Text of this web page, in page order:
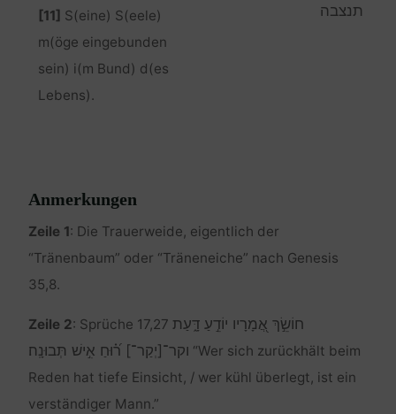
[11] S(eine) S(eele)
m(öge eingebunden
sein) i(m Bund) d(es
Lebens).
תנצבה
Anmerkungen
Zeile 1: Die Trauerweide, eigentlich der
“Tränenbaum” oder “Träneneiche” nach Genesis
35,8.
Zeile 2: Sprüche 17,27 חוֹשֵׂ֣ךְ אֲ֭מָרָיו יוֹדֵ֣עַ דָּ֑עַת
וקר־[יְקַר־] ר֝֗וּחַ אִ֣ישׁ תְּבוּנָֽה׃ “Wer sich zurückhält beim
Reden hat tiefe Einsicht, / wer kühl überlegt, ist ein
verständiger Mann.”